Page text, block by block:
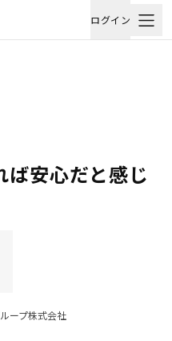
ログイン
安心だと感じ
ープ株式会社